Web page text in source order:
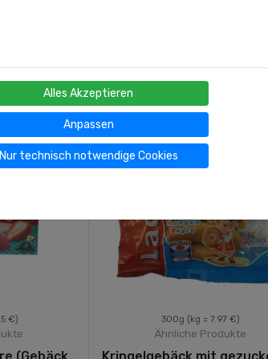
€)
(Gebäck
300g (kg = 7.97 €)
Ähnliche Produkte
Kringelgebäck mit
Alles Akzeptieren
Anpassen
Nur technisch notwendige Cookies